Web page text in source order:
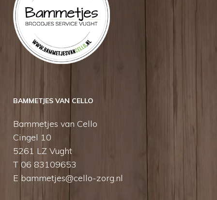
BAMMETJES VAN CELLO
Bammetjes van Cello
Cingel 10
5261 LZ Vught
T 06 83109653
E bammetjes@cello-zorg.nl